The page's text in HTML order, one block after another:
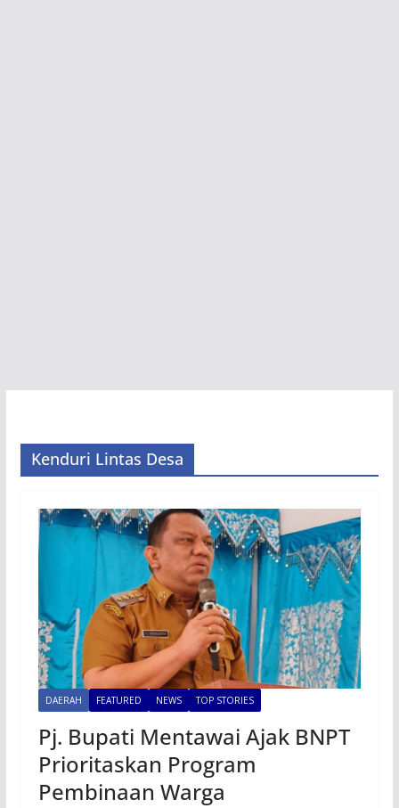
Kenduri Lintas Desa
DAERAH FEATURED NEWS TOP STORIES
Pj. Bupati Mentawai Ajak BNPT
Prioritaskan Program
Pembinaan Warga